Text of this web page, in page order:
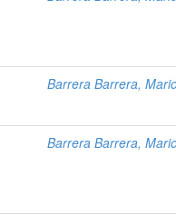
Barrera Barrera,
Barrera Barrera,